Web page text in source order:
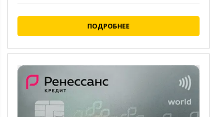
ПОДРОБНЕЕ